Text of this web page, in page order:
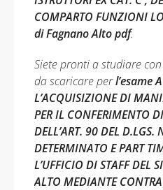
COMPARTO FUNZIONI
di Fagnano Alto pdf.
Siete pronti a studiare
da scaricare perl’esame
L’ACQUISIZIONE DI
PER IL CONFERIMENTO
DELL’ART. 90 DEL
DETERMINATO E PART
L’UFFICIO DI STAFF DEL
ALTO MEDIANTE